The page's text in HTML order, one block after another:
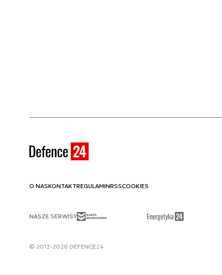
O NASKONTAKTREGULAMINRSSCOOKIES
NASZE SERWISY
© 2012-2026 DEFENCE24